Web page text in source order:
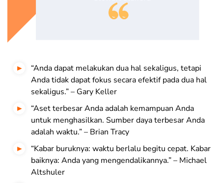
“Anda dapat melakukan dua hal sekaligus, tetapi
Anda tidak dapat fokus secara efektif pada dua hal
sekaligus.” – Gary Keller
“Aset terbesar Anda adalah kemampuan Anda
untuk menghasilkan. Sumber daya terbesar Anda
adalah waktu.” – Brian Tracy
“Kabar buruknya: waktu berlalu begitu cepat. Kabar
baiknya: Anda yang mengendalikannya.” – Michael
Altshuler